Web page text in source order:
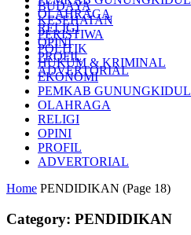
OLAHRAGA
RELIGI
OPINI
PROFIL
ADVERTORIAL
BUDAYA
KESEHATAN
PERISTIWA
POLITIK
HUKUM & KRIMINAL
EKONOMI
PEMKAB GUNUNGKIDUL
OLAHRAGA
RELIGI
OPINI
PROFIL
ADVERTORIAL
Home PENDIDIKAN (Page 18)
Category: PENDIDIKAN